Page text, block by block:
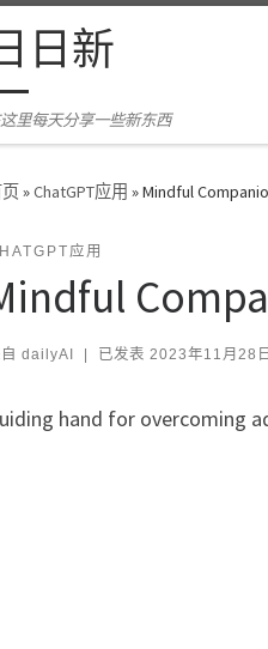
日新
里每天分享一些新东西
»ChatGPT应用 »Mindful
应用
dailyAI 已发表 2023年11月28日
hand for overcoming